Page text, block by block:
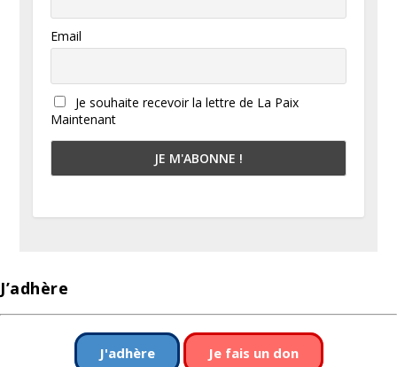
Email
Je souhaite recevoir la lettre de La Paix
Maintenant
J’adhère
J'adhère Je fais un don